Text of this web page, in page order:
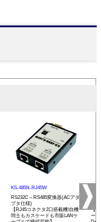
KS-485N-RJ45W
RS232C⇔RS485変換器(ACアダ
プタ仕様)
【RJ45コネクタ2口搭載機!自機
同士もカスケードも市販LANケ
【
ー